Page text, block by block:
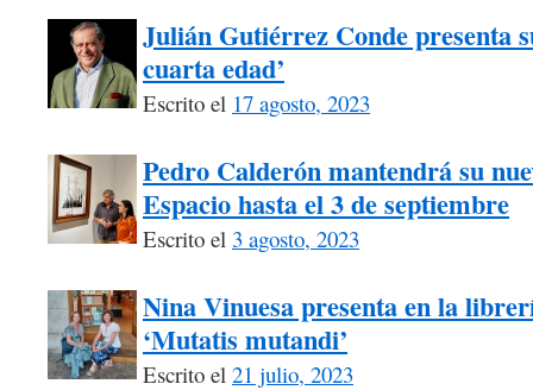
Julián Gutiérrez Conde presenta
cuarta edad’
Escrito el 17 agosto, 2023
Pedro Calderón mantendrá su
Espacio hasta el 3 de septiembre
Escrito el 3 agosto, 2023
Nina Vinuesa presenta en la
‘Mutatis mutandi’
Escrito el 21 julio, 2023